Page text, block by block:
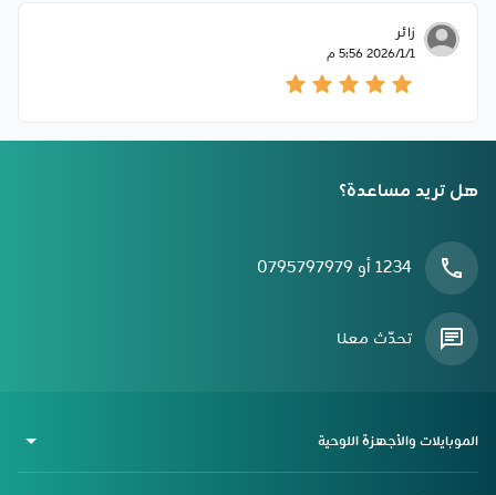
زائر
1‏‏/1‏‏/2026 5:56 م
هل تريد مساعدة؟
1234 أو 0795797979
تحدّث معنا
الموبايلات والأجهزة اللوحية